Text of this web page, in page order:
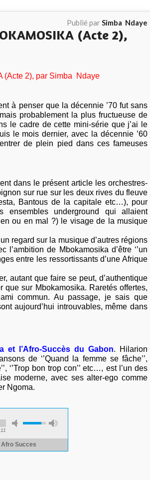
Publié parSimba Ndaye
(Acte 2),
(Acte 2), par Simba Ndaye
à penser que la décennie ’70 fut sans
probablement la plus fructueuse de
le cadre de cette mini-série que j’ai le
le mois dernier, avec la décennie ’60
de plein pied dans ces fameuses
dans le présent article les orchestres-
sur rue sur les deux rives du fleuve
Bantous de la capitale etc…), pour
ensembles underground qui allaient
ou en mal ?) le visage de la musique
regard sur la musique d’autres régions
l’ambition de Mbokamosika d’être ‘’un
entre les ressortissants d’une Afrique
autant que faire se peut, d’authentique
que sur Mbokamosika. Raretés offertes,
commun. Au passage, je sais que
aujourd’hui introuvables, même dans
et l’Afro-Succès du Gabon. Hilarion
de ‘’Quand la femme se fâche’’,
‘’Trop bon trop con’’ etc…, est l’un des
moderne, avec ses alter-ego comme
Ngoma.